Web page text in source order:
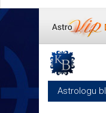
Astrologu